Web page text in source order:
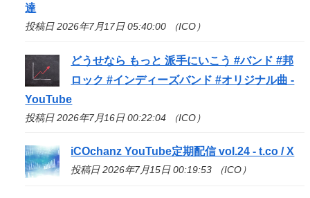
達
投稿日 2026年7月17日 05:40:00 （ICO）
どうせなら もっと 派手にいこう #バンド #邦
ロック #インディーズバンド #オリジナル曲 -
YouTube
投稿日 2026年7月16日 00:22:04 （ICO）
iCOchanz YouTube定期配信 vol.24 - t.co / X
投稿日 2026年7月15日 00:19:53 （ICO）